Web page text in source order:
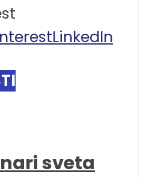
LinkedIn
sveta